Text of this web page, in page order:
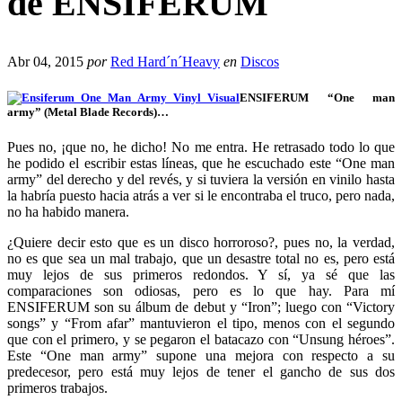
Abr 04, 2015 por Red Hard´n´Heavy en Discos
ENSIFERUM “One man
army” (Metal Blade Records)…
Pues no, ¡que no, he dicho! No me entra. He retrasado todo lo que
he podido el escribir estas líneas, que he escuchado este “One man
army” del derecho y del revés, y si tuviera la versión en vinilo hasta
la habría puesto hacia atrás a ver si le encontraba el truco, pero nada,
no ha habido manera.
¿Quiere decir esto que es un disco horroroso?, pues no, la verdad,
no es que sea un mal trabajo, que un desastre total no es, pero está
muy lejos de sus primeros redondos. Y sí, ya sé que las
comparaciones son odiosas, pero es lo que hay. Para mí
ENSIFERUM son su álbum de debut y “Iron”; luego con “Victory
songs” y “From afar” mantuvieron el tipo, menos con el segundo
que con el primero, y se pegaron el batacazo con “Unsung héroes”.
Este “One man army” supone una mejora con respecto a su
predecesor, pero está muy lejos de tener el gancho de sus dos
primeros trabajos.